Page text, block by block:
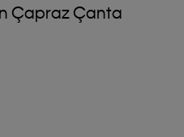
Çapraz Çanta